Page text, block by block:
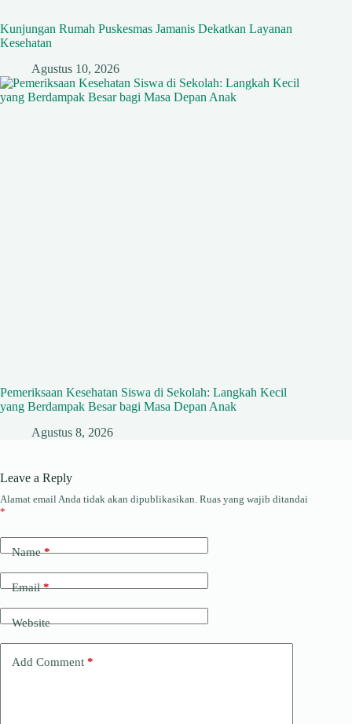
Kunjungan Rumah Puskesmas Jamanis Dekatkan Layanan
Kesehatan
Agustus 10, 2026
Pemeriksaan Kesehatan Siswa di Sekolah: Langkah Kecil
yang Berdampak Besar bagi Masa Depan Anak
Agustus 8, 2026
Leave a Reply
Alamat email Anda tidak akan dipublikasikan. Ruas yang wajib ditandai
*
Name*
Email*
Website
Add Comment *